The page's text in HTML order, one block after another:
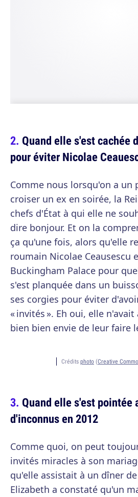
Quand elle s'est cachée
pour éviter Nicolae
Comme nous lorsqu'on a un
croiser un ex en soirée, la
chefs d'État à qui elle ne
dire bonjour. Et on la
ça qu'une fois, alors qu'elle
roumain Nicolae Ceausescu
Buckingham Palace pour
s'est planquée dans un
ses corgies pour éviter
« invités ». Eh oui, elle
bien bien envie de leur faire
Crédits photo (Creative
Quand elle s'est pointée
d'inconnus en 2012
Comme quoi, on peut
invités miracles à son
qu'elle assistait à un dîner
Elizabeth a constaté qu'un